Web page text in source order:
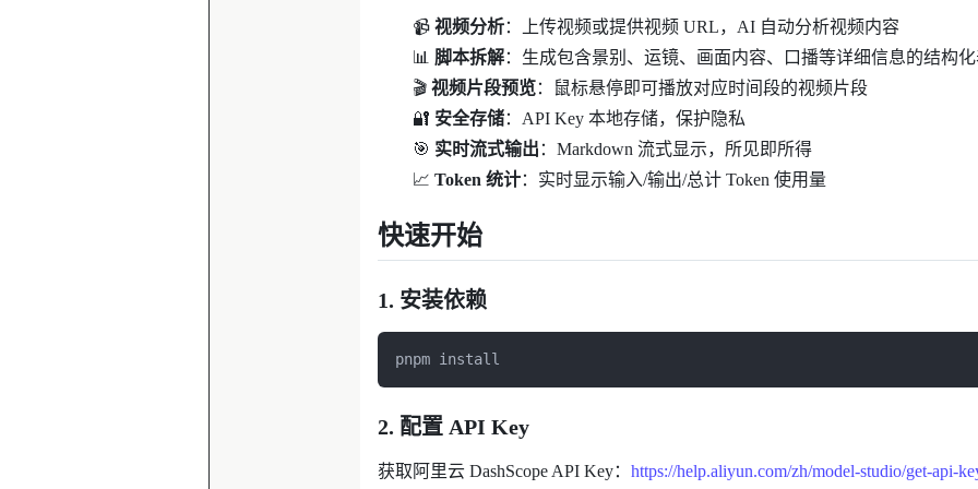
📹视频分析：上传视频或提供视频 URL，AI 自动分析视频内容
📊 脚本拆解：生成包含景别、运镜、画面内容、口播等详细信息的结构
🎬视频片段预览：鼠标悬停即可播放对应时间段的视频片段
🔐 安全存储：API Key 本地存储，保护隐私
🎯 实时流式输出 ：Markdown 流式显示，所见即所得
📈Token 统计：实时显示输入/输出/总计 Token 使用量
快速开始
1. 安装依赖
pnpm install
2. 配置 API Key
获取阿里云 DashScope API Key：https://help.aliyun.com/zh/model-studio/get-api-